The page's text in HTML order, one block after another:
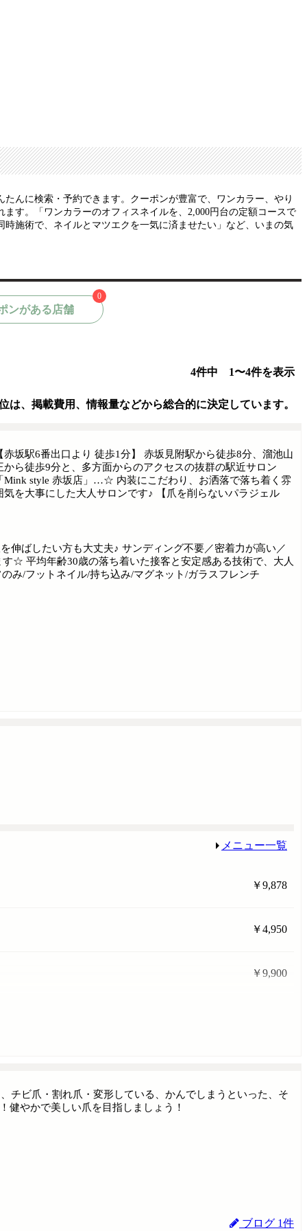
んに検索・予約できます。クーポンが豊富で、ワンカラー、やり
す。「ワンカラーのオフィスネイルを、2,000円台の定額コースで
施術で、ネイルとマツエクを一気に済ませたい」など、いまの気
ンがある店舗
0
4件中 1〜4件を表示
は、掲載費用、情報量などから総合的に決定しています。
赤坂駅6番出口より 徒歩1分】 赤坂見附駅から徒歩8分、溜池山
から徒歩9分と、多方面からのアクセスの抜群の駅近サロン
Mink style 赤坂店」…☆ 内装にこだわり、お洒落で落ち着く雰
気を大事にした大人サロンです♪ 【爪を削らないパラジェル
ばしたい方も大丈夫♪ サンディング不要／密着力が高い／
☆ 平均年齢30歳の落ち着いた接客と安定感ある技術で、大人
み/フットネイル/持ち込み/マグネット/ガラスフレンチ
メニュー一覧
￥9,878
￥4,950
￥9,900
ブログ 1件
チビ爪・割れ爪・変形している、かんでしまうといった、そ
健やかで美しい爪を目指しましょう！